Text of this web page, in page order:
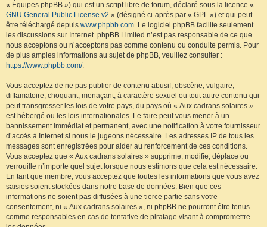
« Équipes phpBB ») qui est un script libre de forum, déclaré sous la licence «
GNU General Public License v2 » (désigné ci-après par « GPL ») et qui peut
être téléchargé depuis www.phpbb.com. Le logiciel phpBB facilite seulement
les discussions sur Internet. phpBB Limited n’est pas responsable de ce que
nous acceptons ou n’acceptons pas comme contenu ou conduite permis. Pour
de plus amples informations au sujet de phpBB, veuillez consulter :
https://www.phpbb.com/.
Vous acceptez de ne pas publier de contenu abusif, obscène, vulgaire,
diffamatoire, choquant, menaçant, à caractère sexuel ou tout autre contenu qui
peut transgresser les lois de votre pays, du pays où « Aux cadrans solaires »
est hébergé ou les lois internationales. Le faire peut vous mener à un
bannissement immédiat et permanent, avec une notification à votre fournisseur
d’accès à Internet si nous le jugeons nécessaire. Les adresses IP de tous les
messages sont enregistrées pour aider au renforcement de ces conditions.
Vous acceptez que « Aux cadrans solaires » supprime, modifie, déplace ou
verrouille n’importe quel sujet lorsque nous estimons que cela est nécessaire.
En tant que membre, vous acceptez que toutes les informations que vous avez
saisies soient stockées dans notre base de données. Bien que ces
informations ne soient pas diffusées à une tierce partie sans votre
consentement, ni « Aux cadrans solaires », ni phpBB ne pourront être tenus
comme responsables en cas de tentative de piratage visant à compromettre